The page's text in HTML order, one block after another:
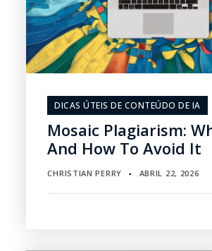
DICAS ÚTEIS DE CONTEÚDO DE IA
Mosaic Plagiarism:
And How To Avoid It
CHRISTIAN PERRY ▪ ABRIL 22, 2026